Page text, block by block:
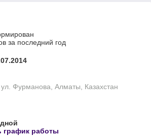
за последний год
ул. Фурманова, Алматы, Казахстан
график работы